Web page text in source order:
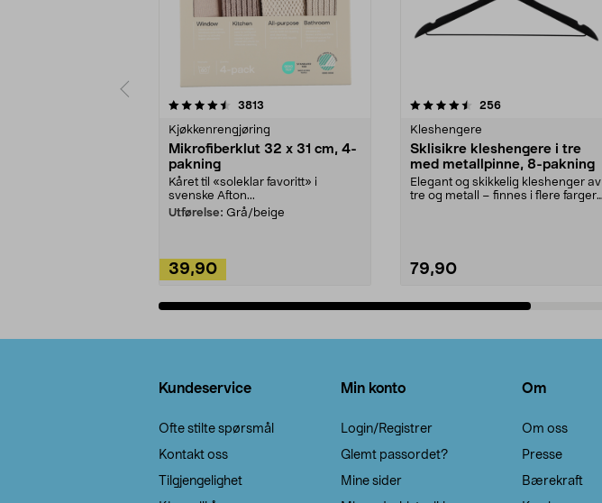
3813
Kjøkkenrengjøring
Mikrofiberklut 32 x 31 cm, 4-
pakning
Kåret til «soleklar favoritt» i
svenske Afton...
Utførelse: Grå/beige
39,90
4.5av 5 stjerner 256anmeldelser
Kleshengere
Sklisikre kleshengere i tre
med metallpinne, 8-pakning
Elegant og skikkelig kleshenger av
tre og metall – finnes i flere farger.
79,90
4.5av 5 stjerner
Kundeservice
Ofte stilte spørsmål
Kontakt oss
Tilgjengelighet
Min konto
Login/Registrer
Glemt passordet?
Mine sider
Om
Om oss
Presse
Bærekraft